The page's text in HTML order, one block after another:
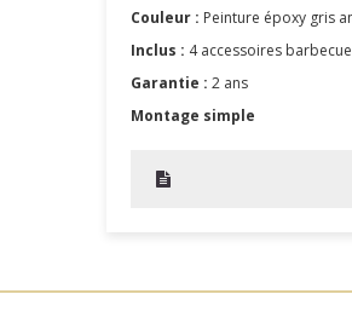
Couleur : Peinture époxy gris
Inclus : 4 accessoires
Garantie : 2 ans
Montage simple